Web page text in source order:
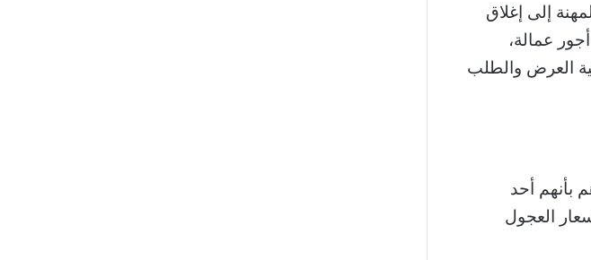
إلى إغلاق
عمالة،
العرض والطلب
بأنهم أحد
العجول